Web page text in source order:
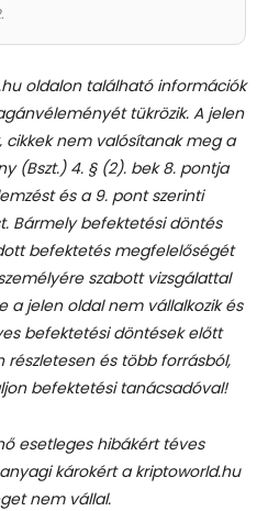
oldalon található információk
tükrözik. A jelen
nem valósítanak meg a
(Bszt.) 4. § (2). bek 8. pontja
és a 9. pont szerinti
Bármely befektetési döntés
befektetés megfelelőségét
szabott vizsgálattal
a jelen oldal nem vállalkozik és
befektetési döntések előtt
részletesen és több forrásból,
befektetési tanácsadóval!
esetleges hibákért téves
károkért a kriptoworld.hu
nem vállal.